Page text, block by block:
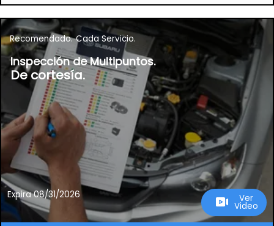
Recomendado. Cada Servicio.
Inspección de Multipuntos.
De cortesía.
Expira 08/31/2026 Ver
Video